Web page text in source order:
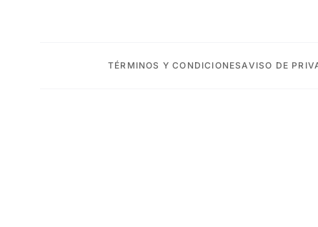
TÉRMINOS Y CONDICIONESAVISO DE